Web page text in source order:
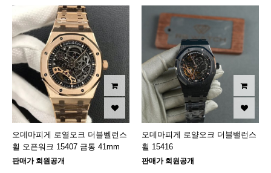
오데마피게 로열오크 더블벨런스
휠 오픈워크 15407 금통 41mm
판매가 회원공개
오데마피게 로얄오크 더블밸런스
휠 15416
판매가 회원공개